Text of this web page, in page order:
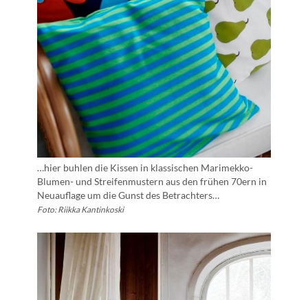
…hier buhlen die Kissen in klassischen Marimekko-
Blumen- und Streifenmustern aus den frühen 70ern in
Neuauflage um die Gunst des Betrachters…
Foto: Riikka Kantinkoski